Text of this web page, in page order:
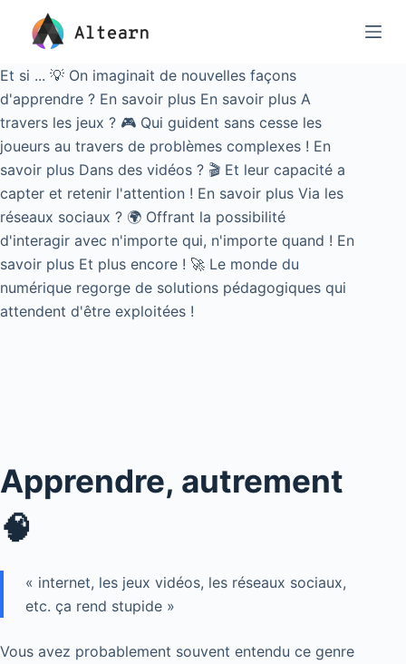
Et si ... 💡 On imaginait de nouvelles façons
d'apprendre ? En savoir plus En savoir plus A
travers les jeux ? 🎮 Qui guident sans cesse les
joueurs au travers de problèmes complexes ! En
savoir plus Dans des vidéos ? 🎬 Et leur capacité a
capter et retenir l'attention ! En savoir plus Via les
réseaux sociaux ? 🌍 Offrant la possibilité
d'interagir avec n'importe qui, n'importe quand ! En
savoir plus Et plus encore ! 🚀 Le monde du
numérique regorge de solutions pédagogiques qui
attendent d'être exploitées !
Apprendre, autrement
🧠
« internet, les jeux vidéos, les réseaux sociaux,
etc. ça rend stupide »
Vous avez probablement souvent entendu ce genre